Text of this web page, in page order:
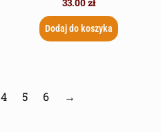
Dodaj do koszyka
4 5 6 →